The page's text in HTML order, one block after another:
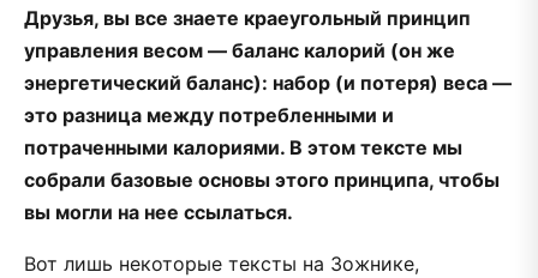
Друзья, вы все знаете краеугольный принцип
управления весом — баланс калорий (он же
энергетический баланс): набор (и потеря) веса —
это разница между потребленными и
потраченными калориями. В этом тексте мы
собрали базовые основы этого принципа, чтобы
вы могли на нее ссылаться.
Вот лишь некоторые тексты на Зожнике,